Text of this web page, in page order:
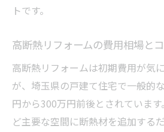
トです。
高断熱リフォームの費用相場と
高断熱リフォームは初期費用が気
が、埼玉県の戸建て住宅で一般的
円から300万円前後とされていま
ど主要な空間に断熱材を追加する